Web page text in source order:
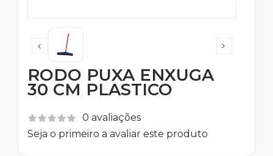
RODO PUXA ENXUGA
30 CM PLASTICO
0 avaliações
Seja o primeiro a avaliar este produto